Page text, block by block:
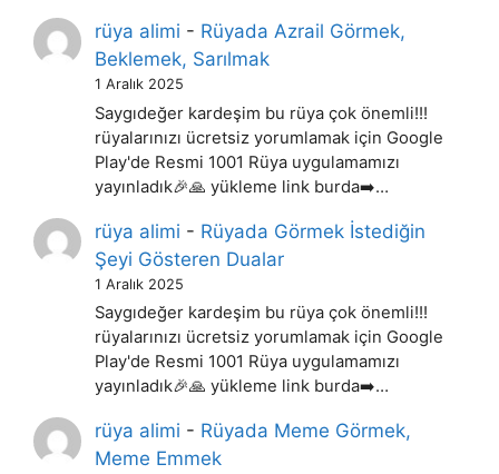
rüya alimi - Rüyada Azrail Görmek,
Beklemek, Sarılmak
1 Aralık 2025
Saygıdeğer kardeşim bu rüya çok önemli!!!
rüyalarınızı ücretsiz yorumlamak için Google
Play'de Resmi 1001 Rüya uygulamamızı
yayınladık🎉🙏 yükleme link burda➡️…
rüya alimi - Rüyada Görmek İstediğin
Şeyi Gösteren Dualar
1 Aralık 2025
Saygıdeğer kardeşim bu rüya çok önemli!!!
rüyalarınızı ücretsiz yorumlamak için Google
Play'de Resmi 1001 Rüya uygulamamızı
yayınladık🎉🙏 yükleme link burda➡️…
rüya alimi - Rüyada Meme Görmek,
Meme Emmek